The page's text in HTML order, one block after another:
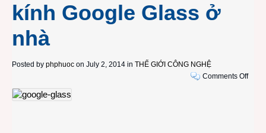
kính Google Glass ở
nhà
Posted by phphuoc on July 2, 2014 in THẾ GIỚI CÔNG NGHỆ
Comments Offon